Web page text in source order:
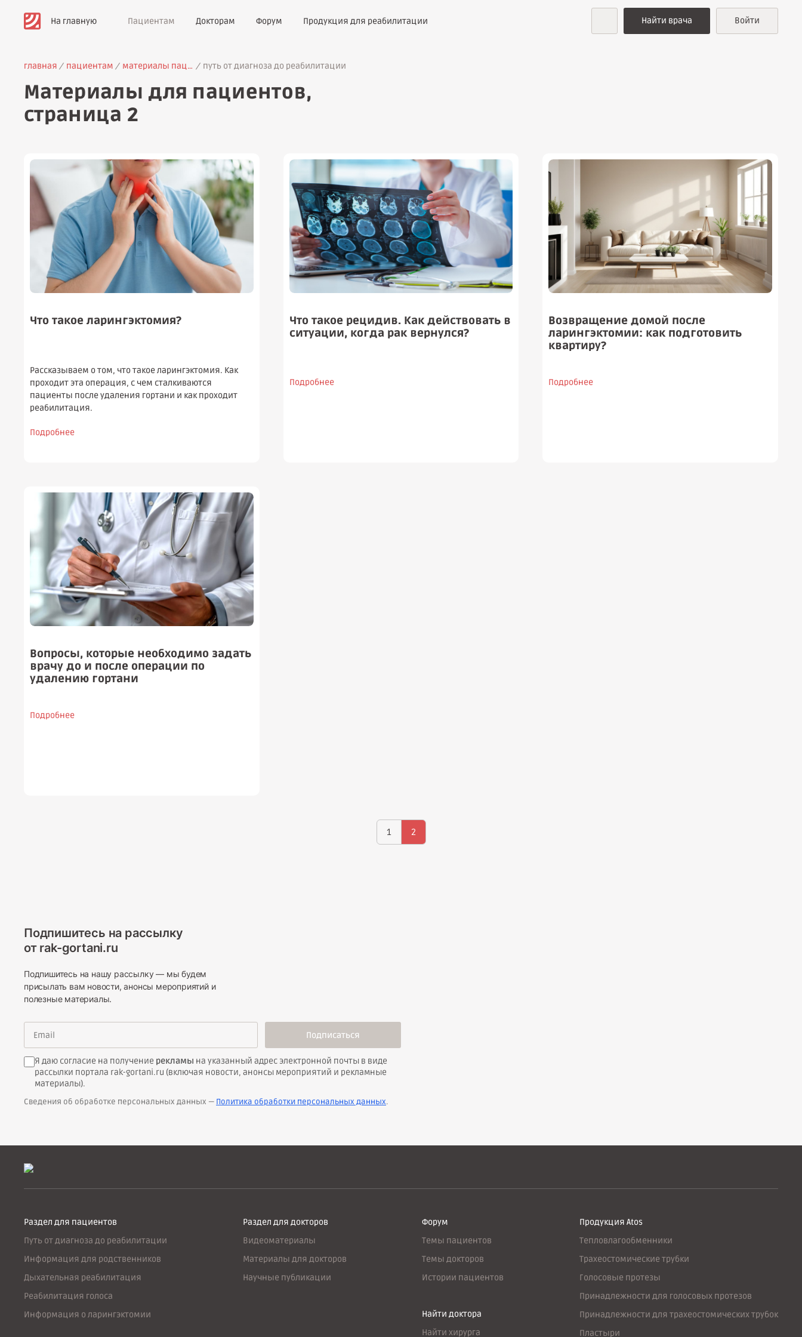
На главную Пациентам Докторам Форум Продукция для реабилитации Найти врача Войти
главная пациентам материалы пациентам путь от диагноза до реабилитации
Материалы для пациентов,
страница 2
Что такое ларингэктомия?
Рассказываем о том, что такое ларингэктомия. Как
проходит эта операция, с чем сталкиваются
пациенты после удаления гортани и как проходит
реабилитация.
Подробнее
Что такое рецидив. Как действовать в
ситуации, когда рак вернулся?
Подробнее
Возвращение домой после
ларингэктомии: как подготовить
квартиру?
Подробнее
Вопросы, которые необходимо задать
врачу до и после операции по
удалению гортани
Подробнее
1 2
Подпишитесь на рассылку
от rak-gortani.ru
Подпишитесь на нашу рассылку — мы будем
присылать вам новости, анонсы мероприятий и
полезные материалы.
Я даю согласие на получение рекламы на указанный адрес электронной почты в виде
рассылки портала rak-gortani.ru (включая новости, анонсы мероприятий и рекламные
материалы).
Сведения об обработке персональных данных — Политика обработки персональных данных.
Подписаться
Раздел для пациентов
Путь от диагноза до реабилитации
Информация для родственников
Дыхательная реабилитация
Реабилитация голоса
Информация о ларингэктомии
Раздел для докторов
Видеоматериалы
Материалы для докторов
Научные публикации
Форум
Темы пациентов
Темы докторов
Истории пациентов
Найти доктора
Найти хирурга
Продукция Atos
Тепловлагообменники
Трахеостомические трубки
Голосовые протезы
Принадлежности для голосовых протезов
Принадлежности для трахеостомических трубок
Пластыри